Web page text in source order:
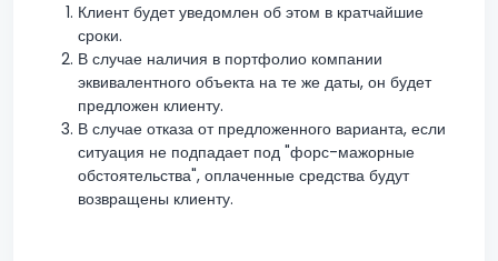
Клиент будет уведомлен об этом в кратчайшие
сроки.
В случае наличия в портфолио компании
эквивалентного объекта на те же даты, он будет
предложен клиенту.
В случае отказа от предложенного варианта, если
ситуация не подпадает под "форс-мажорные
обстоятельства", оплаченные средства будут
возвращены клиенту.